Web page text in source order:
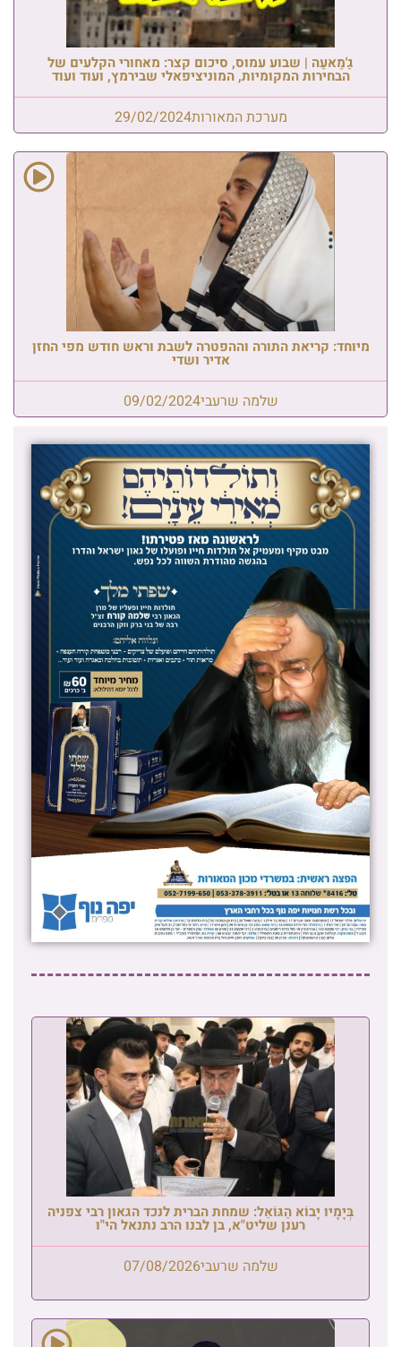
גַ'מַאעַה | שבוע עמוס, סיכום קצר: מאחורי הקלעים של
הבחירות המקומיות, המוניציפאלי שבירמץ, ועוד ועוד
מערכת המאורות29/02/2024
מיוחד: קריאת התורה וההפטרה לשבת וראש חודש מפי החזן
אדיר ושדי
שלמה שרעבי09/02/2024
בְּיָמָיו יָבוֹא הַגּוֹאֵל: שמחת הברית לנכד הגאון רבי צפניה
רענן שליט"א, בן לבנו הרב נתנאל הי"ו
שלמה שרעבי07/08/2026